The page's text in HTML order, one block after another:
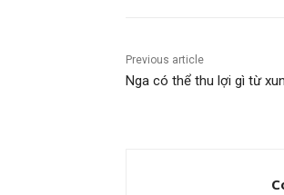
Previous article
Nga có thể thu lợi gì từ